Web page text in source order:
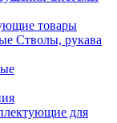
товары
Стволы, рукава
для